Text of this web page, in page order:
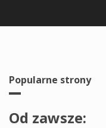
Popularne strony
Od zawsze: